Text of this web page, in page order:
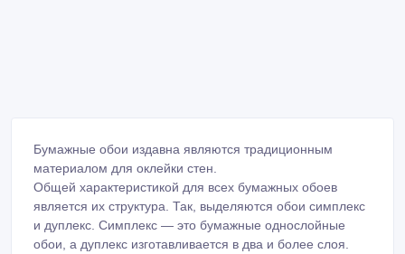
Бумажные обои издавна являются традиционным
материалом для оклейки стен.
Общей характеристикой для всех бумажных обоев
является их структура. Так, выделяются обои симплекс
и дуплекс. Симплекс — это бумажные однослойные
обои, а дуплекс изготавливается в два и более слоя.